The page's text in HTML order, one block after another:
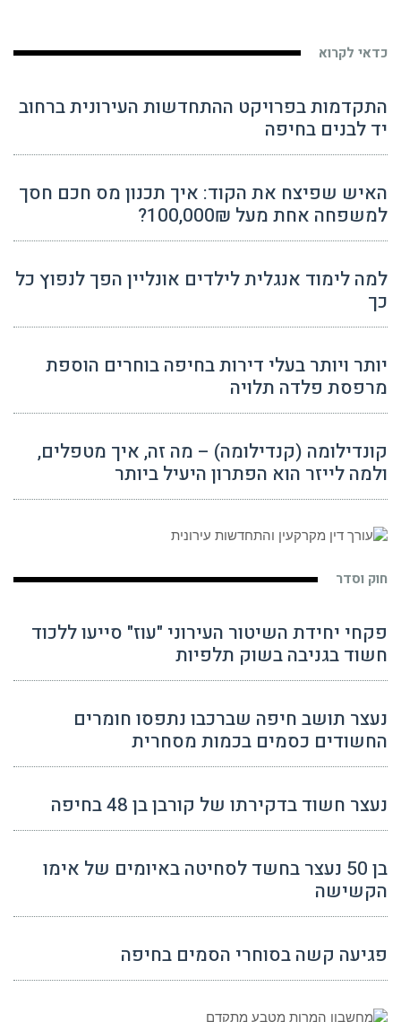
כדאי לקרוא
התקדמות בפרויקט ההתחדשות העירונית ברחוב
יד לבנים בחיפה
האיש שפיצח את הקוד: איך תכנון מס חכם חסך
למשפחה אחת מעל 100,000₪?
למה לימוד אנגלית לילדים אונליין הפך לנפוץ כל
כך
יותר ויותר בעלי דירות בחיפה בוחרים הוספת
מרפסת פלדה תלויה
קונדילומה (קנדילומה) – מה זה, איך מטפלים,
ולמה לייזר הוא הפתרון היעיל ביותר
חוק וסדר
פקחי יחידת השיטור העירוני "עוז" סייעו ללכוד
חשוד בגניבה בשוק תלפיות
נעצר תושב חיפה שברכבו נתפסו חומרים
החשודים כסמים בכמות מסחרית
נעצר חשוד בדקירתו של קורבן בן 48 בחיפה
בן 50 נעצר בחשד לסחיטה באיומים של אימו
הקשישה
פגיעה קשה בסוחרי הסמים בחיפה